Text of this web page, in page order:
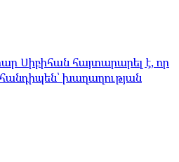
Սիբիհան հայտարարել է, որ
խաղաղության